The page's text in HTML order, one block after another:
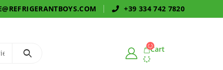
+39 334 742 7820
Cart